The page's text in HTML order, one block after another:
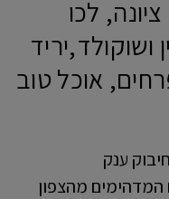
לכו
ושוקולד,יריד
אוכל טוב
ענק
המדהימים מהצפון